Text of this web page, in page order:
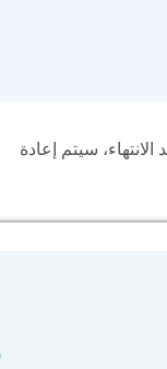
سيتم إعادة